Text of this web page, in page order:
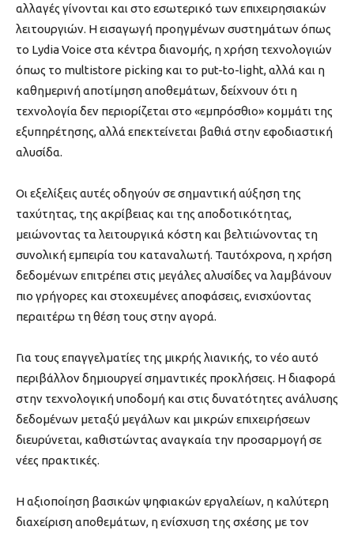
αλλαγές γίνονται και στο εσωτερικό των επιχειρησιακών
λειτουργιών. Η εισαγωγή προηγμένων συστημάτων όπως
το Lydia Voice στα κέντρα διανομής, η χρήση τεχνολογιών
όπως το multistore picking και το put-to-light, αλλά και η
καθημερινή αποτίμηση αποθεμάτων, δείχνουν ότι η
τεχνολογία δεν περιορίζεται στο «εμπρόσθιο» κομμάτι της
εξυπηρέτησης, αλλά επεκτείνεται βαθιά στην εφοδιαστική
αλυσίδα.
Οι εξελίξεις αυτές οδηγούν σε σημαντική αύξηση της
ταχύτητας, της ακρίβειας και της αποδοτικότητας,
μειώνοντας τα λειτουργικά κόστη και βελτιώνοντας τη
συνολική εμπειρία του καταναλωτή. Ταυτόχρονα, η χρήση
δεδομένων επιτρέπει στις μεγάλες αλυσίδες να λαμβάνουν
πιο γρήγορες και στοχευμένες αποφάσεις, ενισχύοντας
περαιτέρω τη θέση τους στην αγορά.
Για τους επαγγελματίες της μικρής λιανικής, το νέο αυτό
περιβάλλον δημιουργεί σημαντικές προκλήσεις. Η διαφορά
στην τεχνολογική υποδομή και στις δυνατότητες ανάλυσης
δεδομένων μεταξύ μεγάλων και μικρών επιχειρήσεων
διευρύνεται, καθιστώντας αναγκαία την προσαρμογή σε
νέες πρακτικές.
Η αξιοποίηση βασικών ψηφιακών εργαλείων, η καλύτερη
διαχείριση αποθεμάτων, η ενίσχυση της σχέσης με τον